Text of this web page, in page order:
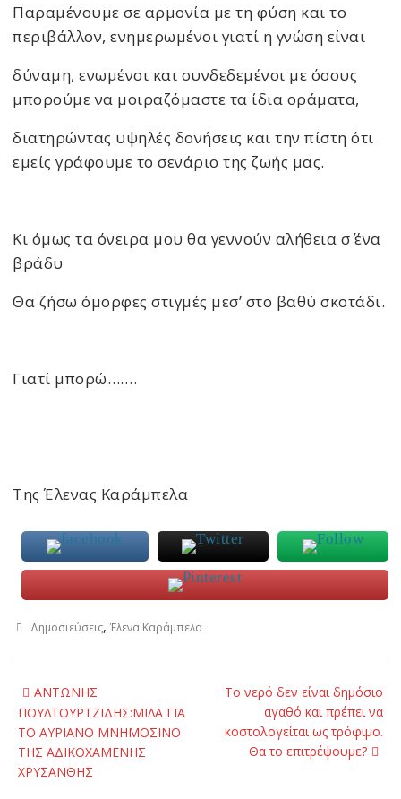
Παραμένουμε σε αρμονία με τη φύση και το
περιβάλλον, ενημερωμένοι γιατί η γνώση είναι
δύναμη, ενωμένοι και συνδεδεμένοι με όσους
μπορούμε να μοιραζόμαστε τα ίδια οράματα,
διατηρώντας υψηλές δονήσεις και την πίστη ότι
εμείς γράφουμε το σενάριο της ζωής μας.
Κι όμως τα όνειρα μου θα γεννούν αλήθεια σ΄ ένα
βράδυ
Θα ζήσω όμορφες στιγμές μεσ’ στο βαθύ σκοτάδι.
Γιατί μπορώ…….
Της Έλενας Καράμπελα
Δημοσιεύσεις,Έλενα Καράμπελα
Post
navigation
ΑΝΤΩΝΗΣ
ΠΟΥΛΤΟΥΡΤΖΙΔΗΣ:ΜΙΛΑ ΓΙΑ
ΤΟ ΑΥΡΙΑΝΟ ΜΝΗΜΟΣΙΝΟ
ΤΗΣ ΑΔΙΚΟΧΑΜΕΝΗΣ
ΧΡΥΣΑΝΘΗΣ
Το νερό δεν είναι δημόσιο
αγαθό και πρέπει να
κοστολογείται ως τρόφιμο.
Θα το επιτρέψουμε?